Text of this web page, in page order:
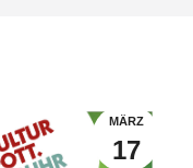
MÄRZ
17